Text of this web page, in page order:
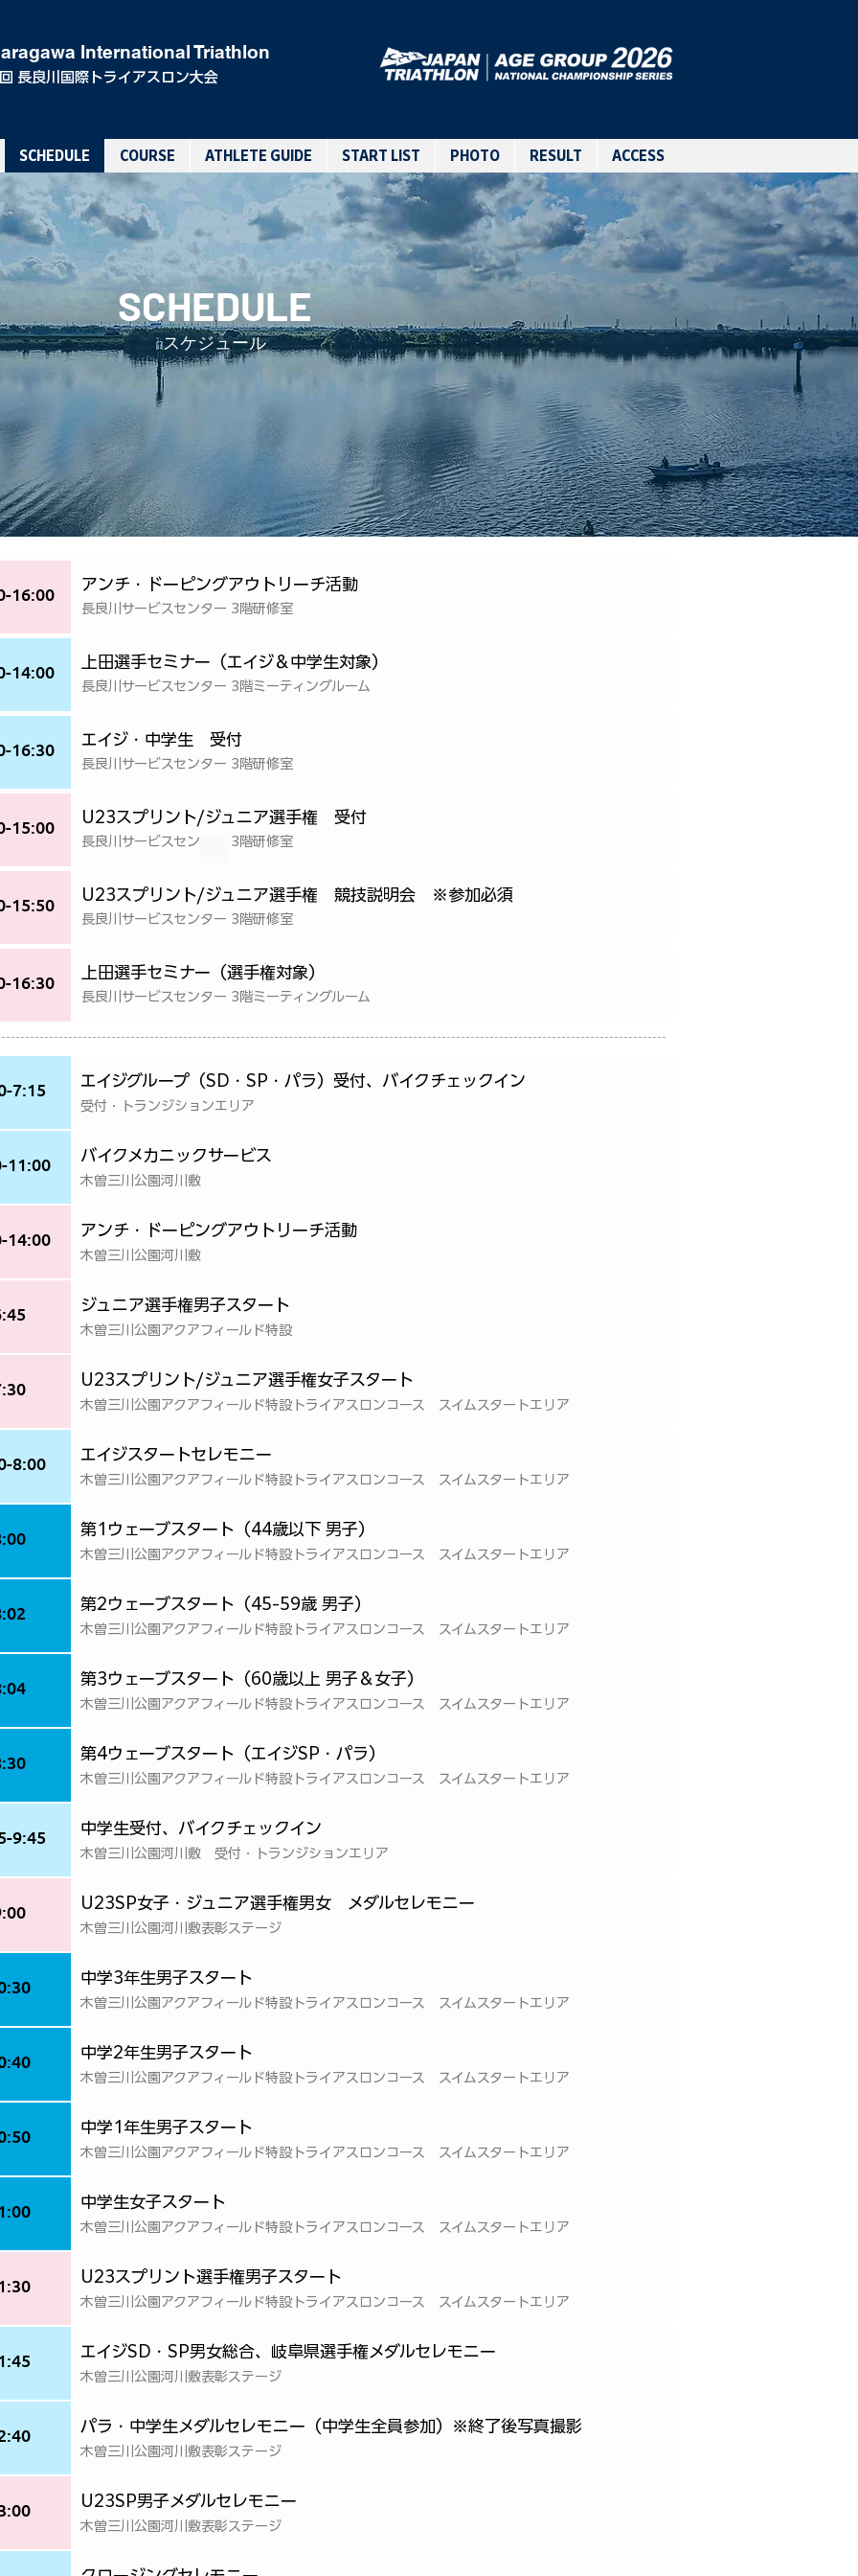
International Triathlon
長良川国際トライアスロン大会
SCHEDULE COURSE ATHLETE GUIDE START LIST PHOTO RESULT ACCESS
SCHEDULE
スケジュール
16:00 アンチ・ドーピングアウトリーチ活動
長良川サービスセンター 3階研修室
14:00 上田選手セミナー（エイジ＆中学生対象）
長良川サービスセンター 3階ミーティングルーム
16:30 エイジ・中学生 受付
長良川サービスセンター 3階研修室
15:00 U23スプリント/ジュニア選手権 受付
長良川サービスセンター 3階研修室
15:50 U23スプリント/ジュニア選手権 競技説明会 ※参加必須
長良川サービスセンター 3階研修室
16:30 上田選手セミナー（選手権対象）
長良川サービスセンター 3階ミーティングルーム
7:15 エイジグループ（SD・SP・パラ）受付、バイクチェックイン
受付・トランジションエリア
11:00 バイクメカニックサービス
木曽三川公園河川敷
14:00 アンチ・ドーピングアウトリーチ活動
木曽三川公園河川敷
ジュニア選手権男子スタート
木曽三川公園アクアフィールド特設
U23スプリント/ジュニア選手権女子スタート
木曽三川公園アクアフィールド特設トライアスロンコース スイムスタートエリア
8:00 エイジスタートセレモニー
木曽三川公園アクアフィールド特設トライアスロンコース スイムスタートエリア
第1ウェーブスタート（44歳以下 男子）
木曽三川公園アクアフィールド特設トライアスロンコース スイムスタートエリア
第2ウェーブスタート（45-59歳 男子）
木曽三川公園アクアフィールド特設トライアスロンコース スイムスタートエリア
第3ウェーブスタート（60歳以上 男子＆女子）
木曽三川公園アクアフィールド特設トライアスロンコース スイムスタートエリア
第4ウェーブスタート（エイジSP・パラ）
木曽三川公園アクアフィールド特設トライアスロンコース スイムスタートエリア
9:45 中学生受付、バイクチェックイン
木曽三川公園河川敷 受付・トランジションエリア
U23SP女子・ジュニア選手権男女 メダルセレモニー
木曽三川公園河川敷表彰ステージ
中学3年生男子スタート
木曽三川公園アクアフィールド特設トライアスロンコース スイムスタートエリア
中学2年生男子スタート
木曽三川公園アクアフィールド特設トライアスロンコース スイムスタートエリア
中学1年生男子スタート
木曽三川公園アクアフィールド特設トライアスロンコース スイムスタートエリア
中学生女子スタート
木曽三川公園アクアフィールド特設トライアスロンコース スイムスタートエリア
U23スプリント選手権男子スタート
木曽三川公園アクアフィールド特設トライアスロンコース スイムスタートエリア
エイジSD・SP男女総合、岐阜県選手権メダルセレモニー
木曽三川公園河川敷表彰ステージ
パラ・中学生メダルセレモニー（中学生全員参加）※終了後写真撮影
木曽三川公園河川敷表彰ステージ
U23SP男子メダルセレモニー
木曽三川公園河川敷表彰ステージ